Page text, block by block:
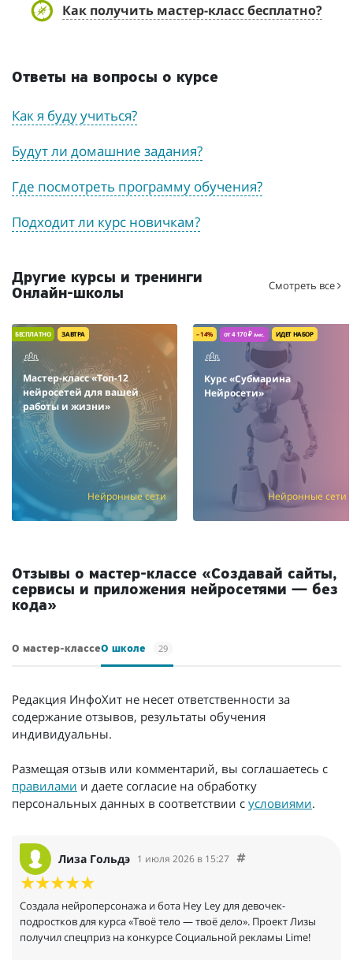
Как получить мастер-класс бесплатно?
Ответы на вопросы о курсе
Как я буду учиться?
Будут ли домашние задания?
Где посмотреть программу обучения?
Подходит ли курс новичкам?
Другие курсы и тренинги
Онлайн-школы
Смотреть все
БЕСПЛАТНО ЗАВТРА
Мастер-класс «Топ-12
нейросетей для вашей
работы и жизни»
Нейронные сети
– 14% от 4 170 ₽ /мес. ИДЕТ НАБОР
Курс «Субмарина
Нейросети»
Нейронные сети
Отзывы о мастер-классе «Создавай сайты,
сервисы и приложения нейросетями — без
кода»
О мастер-классеО школе 29
Редакция ИнфоХит не несет ответственности за
содержание отзывов, результаты обучения
индивидуальны.
Размещая отзыв или комментарий, вы соглашаетесь с
правилами и даете согласие на обработку
персональных данных в соответствии с условиями.
Лиза Гольдэ 1 июля 2026 в 15:27
Создала нейроперсонажа и бота Hey Ley для девочек-
подростков для курса «Твоё тело — твоё дело». Проект Лизы
получил спецприз на конкурсе Социальной рекламы Lime!